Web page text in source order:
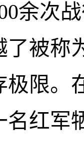
余次
了被称
极限。
名红军